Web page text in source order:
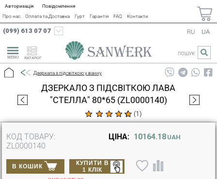
Авторизація
Повідомлення
Про нас
Оплата та Доставка Гурт Гарантія FAQ Контакти
(099) 613 07 07
КАТАЛОГ
RU UA
ПОШУК
Дзеркала з підсвіткою у ванну
ДЗЕРКАЛО З ПІДСВІТКОЮ ЛАВА
"СТЕЛЛА" 80*65 (ZL0000140)
(1)
КОД ТОВАРУ:
ZL0000140
ЦІНА: 10164.18 UAH
В КОШИК
КУПИТИ В
1 КЛІК